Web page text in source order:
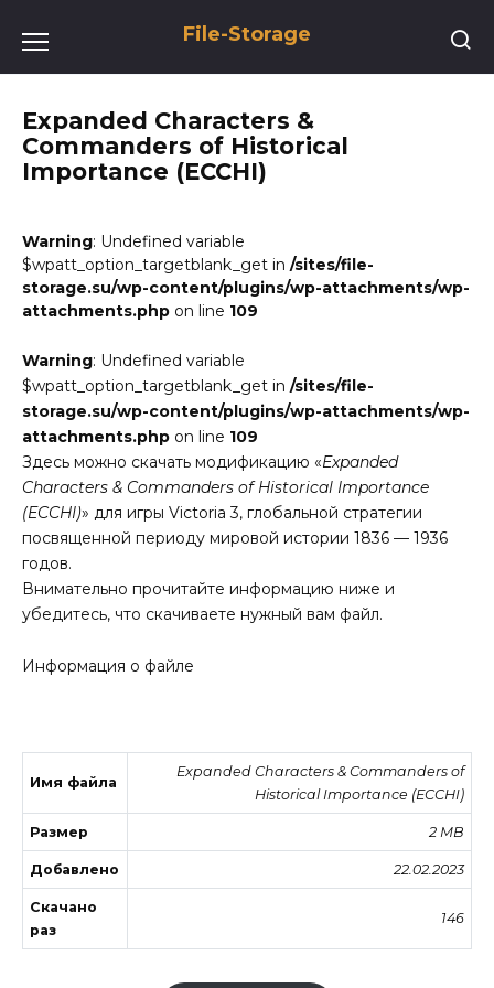
содержанию
File-Storage
Expanded Characters &
Commanders of Historical
Importance (ECCHI)
Warning: Undefined variable
$wpatt_option_targetblank_get in /sites/file-
storage.su/wp-content/plugins/wp-attachments/wp-
attachments.php on line 109
Warning: Undefined variable
$wpatt_option_targetblank_get in /sites/file-
storage.su/wp-content/plugins/wp-attachments/wp-
attachments.php on line 109
Здесь можно скачать модификацию «Expanded
Characters & Commanders of Historical Importance
(ECCHI)» для игры Victoria 3, глобальной стратегии
посвященной периоду мировой истории 1836 — 1936
годов.
Внимательно прочитайте информацию ниже и
убедитесь, что скачиваете нужный вам файл.
Информация о файле
Имя файла
Expanded Characters & Commanders of
Historical Importance (ECCHI)
Размер 2 MB
Добавлено 22.02.2023
Скачано
раз
146